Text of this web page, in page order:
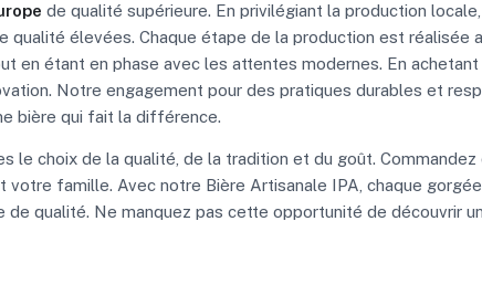
de qualité supérieure. En privilégiant la production
élevées. Chaque étape de la production est réalisée
en étant en phase avec les attentes modernes. En
Notre engagement pour des pratiques durables et
bière qui fait la différence.
le choix de la qualité, de la tradition et du goût.
famille. Avec notre Bière Artisanale IPA, chaque
qualité. Ne manquez pas cette opportunité de découvrir